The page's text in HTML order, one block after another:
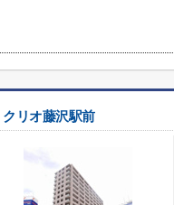
クリオ藤沢駅前